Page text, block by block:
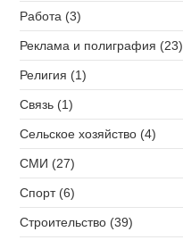
Работа (3)
Реклама и полиграфия (23)
Религия (1)
Связь (1)
Сельское хозяйство (4)
СМИ (27)
Спорт (6)
Строительство (39)